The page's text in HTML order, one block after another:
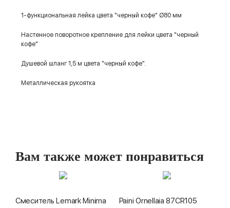
1-функциональная лейка цвета "черный кофе" Ø80 мм
Настенное поворотное крепление для лейки цвета "черный
кофе"
Душевой шланг 1,5 м цвета "черный кофе".
Металлическая рукоятка
Вам также может понравиться
Смеситель Lemark Minima
Paini Ornellaia 87CR105